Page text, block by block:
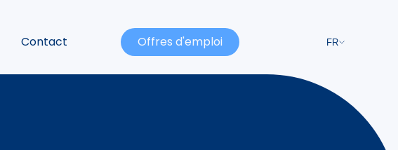
Contact Offres d'emploi FR